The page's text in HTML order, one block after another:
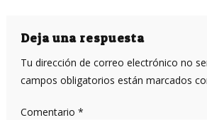
entradas
Deja una respuesta
Tu dirección de correo electrónico no
campos obligatorios están marcados
Comentario *